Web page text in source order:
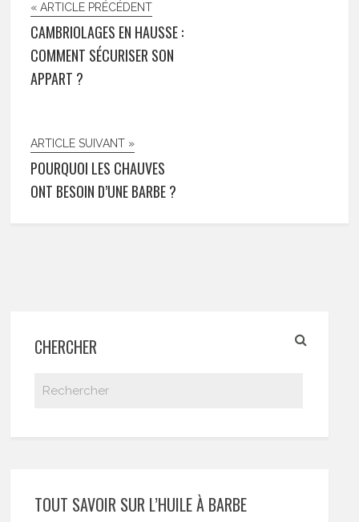
« ARTICLE PRÉCÉDENT
CAMBRIOLAGES EN HAUSSE :
COMMENT SÉCURISER SON
APPART ?
ARTICLE SUIVANT »
POURQUOI LES CHAUVES
ONT BESOIN D’UNE BARBE ?
CHERCHER
TOUT SAVOIR SUR L’HUILE À BARBE